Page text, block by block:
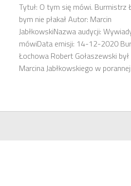
Tytuł: O tym się mówi. Burmistrz
bym nie płakał Autor: Marcin
JabłkowskiNazwa audycji:
mówiData emisji: 14-12-2020
Łochowa Robert Gołaszewski
Marcina Jabłkowskiego w porannej